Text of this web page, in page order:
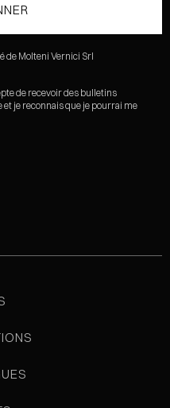
de Molteni Vernici Srl
de recevoir des bulletins
je reconnais que je pourrai me